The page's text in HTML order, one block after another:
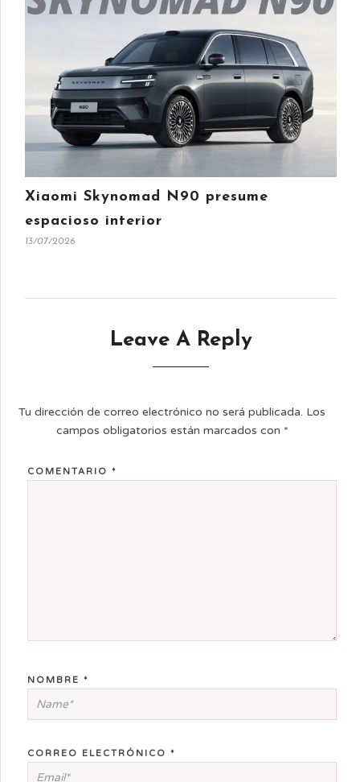
Xiaomi Skynomad N90 presume
espacioso interior
13/07/2026
Leave A Reply
Tu dirección de correo electrónico no será publicada. Los
campos obligatorios están marcados con *
COMENTARIO *
NOMBRE *
CORREO ELECTRÓNICO *